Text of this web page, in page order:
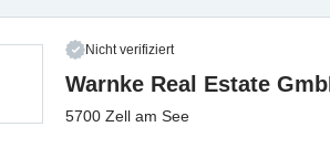
Nicht verifiziert
Warnke Real Estate
5700 Zell am See